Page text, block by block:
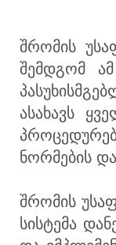
შრომის
შემდგომ
ასახავს
ნორმების
შრომის
სისტემა